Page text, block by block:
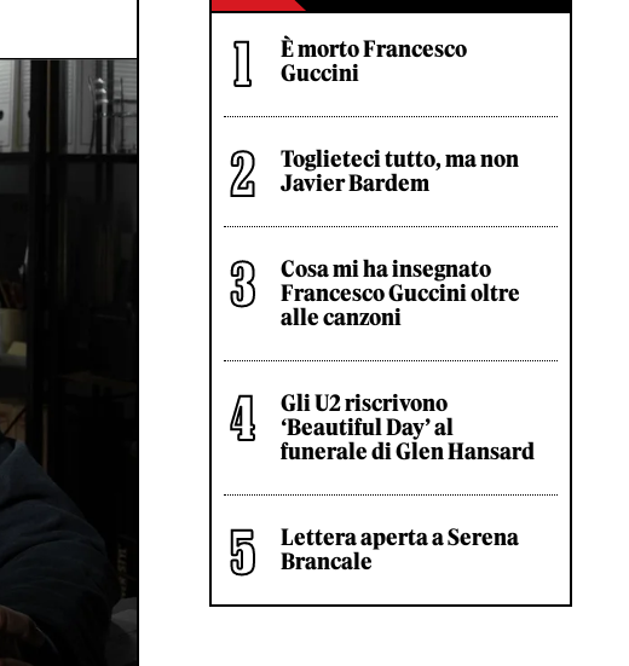
È morto Francesco
Guccini
Toglieteci tutto, ma non
Javier Bardem
Cosa mi ha insegnato
Francesco Guccini oltre
alle canzoni
Gli U2 riscrivono
‘Beautiful Day’ al
funerale di Glen Hansard
Lettera aperta a Serena
Brancale